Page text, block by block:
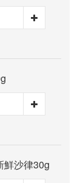
鮮沙律30g